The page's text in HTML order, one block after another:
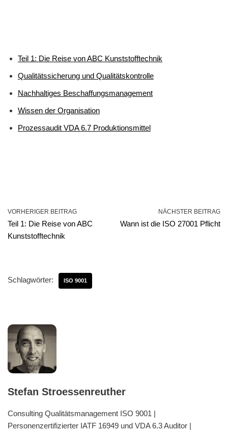
Teil 1: Die Reise von ABC Kunststofftechnik
Qualitätssicherung und Qualitätskontrolle
Nachhaltiges Beschaffungsmanagement
Wissen der Organisation
Prozessaudit VDA 6.7 Produktionsmittel
VORHERIGER BEITRAG
Teil 1: Die Reise von ABC
Kunststofftechnik
NÄCHSTER BEITRAG
Wann ist die ISO 27001 Pflicht
Schlagwörter: ISO 9001
Stefan Stroessenreuther
Consulting Qualitätsmanagement ISO 9001 |
Personenzertifizierter IATF 16949 und VDA 6.3 Auditor |